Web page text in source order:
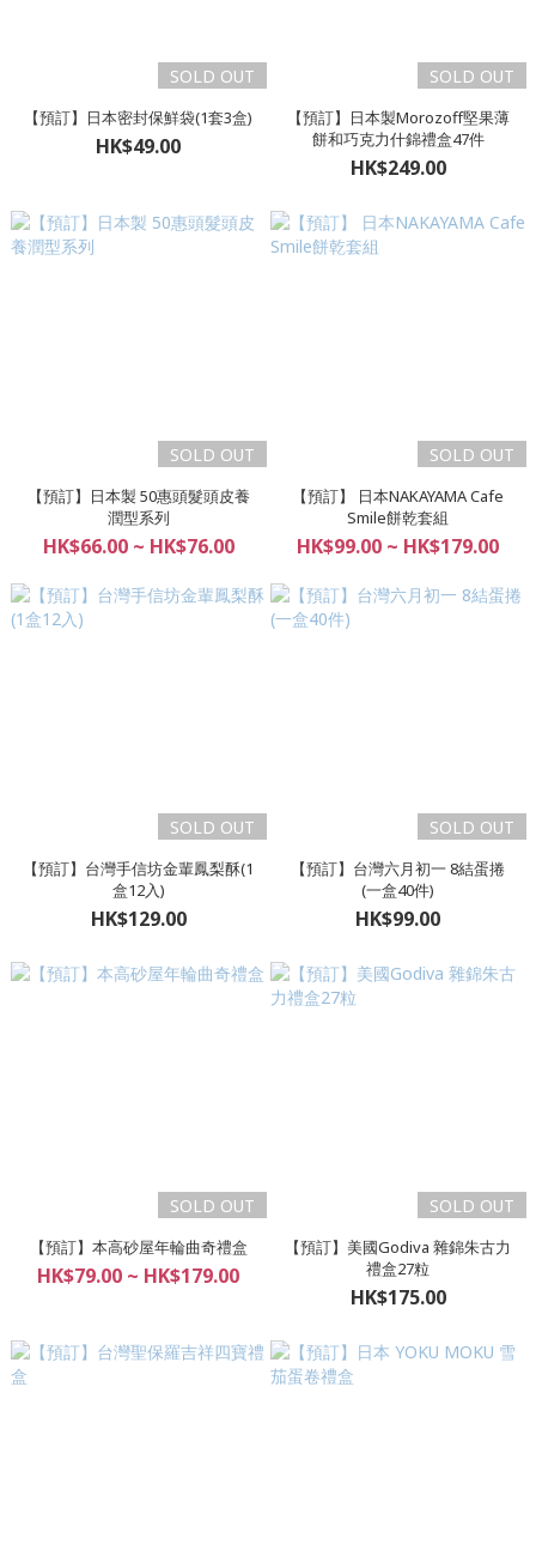
SOLD OUT
【預訂】日本密封保鮮袋(1套3盒)
HK$49.00
SOLD OUT
【預訂】日本製Morozoff堅果薄
餅和巧克力什錦禮盒47件
HK$249.00
SOLD OUT
【預訂】日本製 50惠頭髮頭皮養
潤型系列
HK$66.00 ~ HK$76.00
SOLD OUT
【預訂】 日本NAKAYAMA Cafe
Smile餅乾套組
HK$99.00 ~ HK$179.00
SOLD OUT
【預訂】台灣手信坊金輩鳳梨酥(1
盒12入)
HK$129.00
SOLD OUT
【預訂】台灣六月初一 8結蛋捲
(一盒40件)
HK$99.00
SOLD OUT
【預訂】本高砂屋年輪曲奇禮盒
HK$79.00 ~ HK$179.00
SOLD OUT
【預訂】美國Godiva 雜錦朱古力
禮盒27粒
HK$175.00